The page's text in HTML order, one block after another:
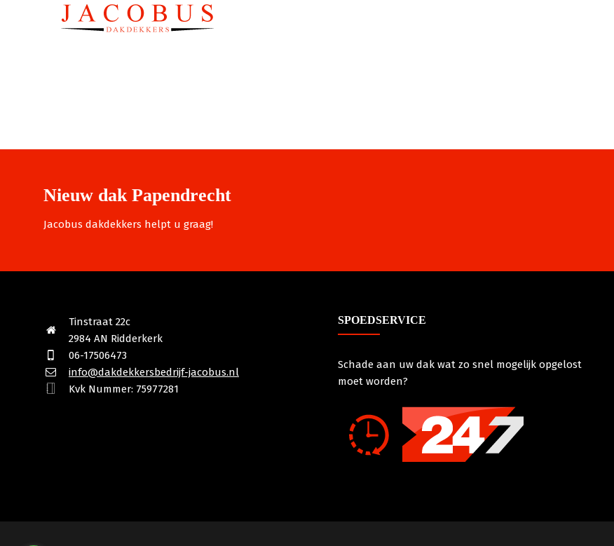
Nieuw dak Papendrecht
Jacobus dakdekkers helpt u graag!
Tinstraat 22c
2984 AN Ridderkerk
06-17506473
info@dakdekkersbedrijf-jacobus.nl
Kvk Nummer: 75977281
SPOEDSERVICE
Schade aan uw dak wat zo snel mogelijk opgelost
moet worden?